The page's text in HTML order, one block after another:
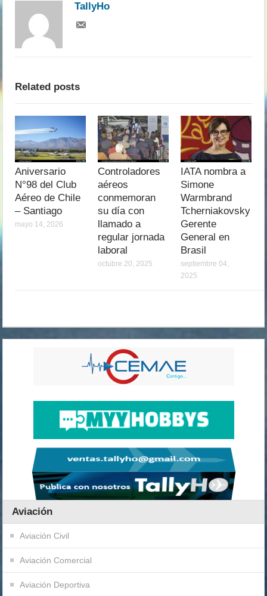
TallyHo
Related posts
Aniversario
N°98 del Club
Aéreo de Chile
– Santiago
mayo 14, 2026
Controladores
aéreos
conmemoran
su día con
llamado a
regular jornada
laboral
octubre 20, 2025
IATA nombra a
Simone
Warmbrand
Tcherniakovsky
Gerente
General en
Brasil
septiembre 04,
2025
Aviación
Aviación Civil
Aviación Comercial
Aviación Deportiva